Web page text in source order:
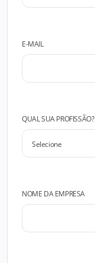
E-MAIL
QUAL SUA PROFISSÃO?
NOME DA EMPRESA